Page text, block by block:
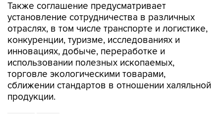
Также соглашение предусматривает
установление сотрудничества в различных
отраслях, в том числе транспорте и логистике,
конкуренции, туризме, исследованиях и
инновациях, добыче, переработке и
использовании полезных ископаемых,
торговле экологическими товарами,
сближении стандартов в отношении халяльной
продукции.